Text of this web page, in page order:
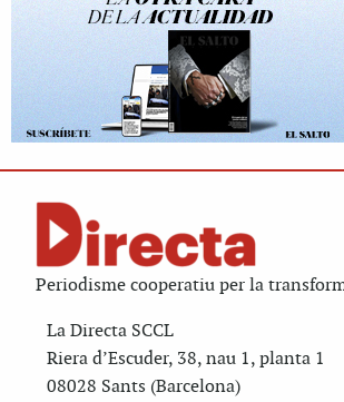
Periodisme cooperatiu per la
La Directa SCCL
Riera d’Escuder, 38, nau 1, planta 1
08028 Sants (Barcelona)